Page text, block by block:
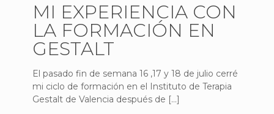
MI EXPERIENCIA CON
LA FORMACIÓN EN
GESTALT
El pasado fin de semana 16 ,17 y 18 de julio cerré
mi ciclo de formación en el Instituto de Terapia
Gestalt de Valencia después de […]